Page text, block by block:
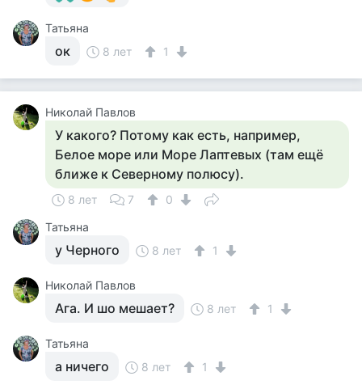
Татьяна
ок 8 лет 1
Николай Павлов
У какого? Потому как есть, например,
Белое море или Море Лаптевых (там ещё
ближе к Северному полюсу).
8 лет 7
0
Татьяна
у Черного 8 лет 1
Николай Павлов
Ага. И шо мешает? 8 лет 1
Татьяна
а ничего 8 лет 1